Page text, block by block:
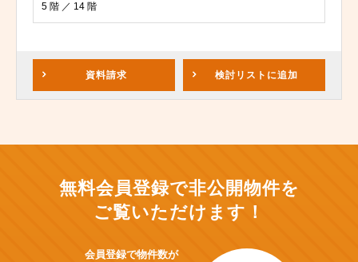
5 階 ／ 14 階
資料請求 検討リスト に追加
無料会員登録で非公開物件を
ご覧いただけます！
会員登録で物件数が